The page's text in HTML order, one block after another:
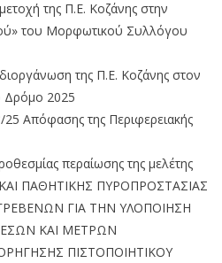
της Π.Ε. Κοζάνης στην
του Μορφωτικού Συλλόγου
της Π.Ε. Κοζάνης στον
Δρόμο 2025
Απόφασης της Περιφερειακής
περαίωσης της μελέτης
ΠΑΘΗΤΙΚΗΣ ΠΥΡΟΠΡΟΣΤΑΣΙΑΣ
ΓΙΑ ΤΗΝ ΥΛΟΠΟΙΗΣΗ
ΚΑΙ ΜΕΤΡΩΝ
ΠΙΣΤΟΠΟΙΗΤΙΚΟΥ